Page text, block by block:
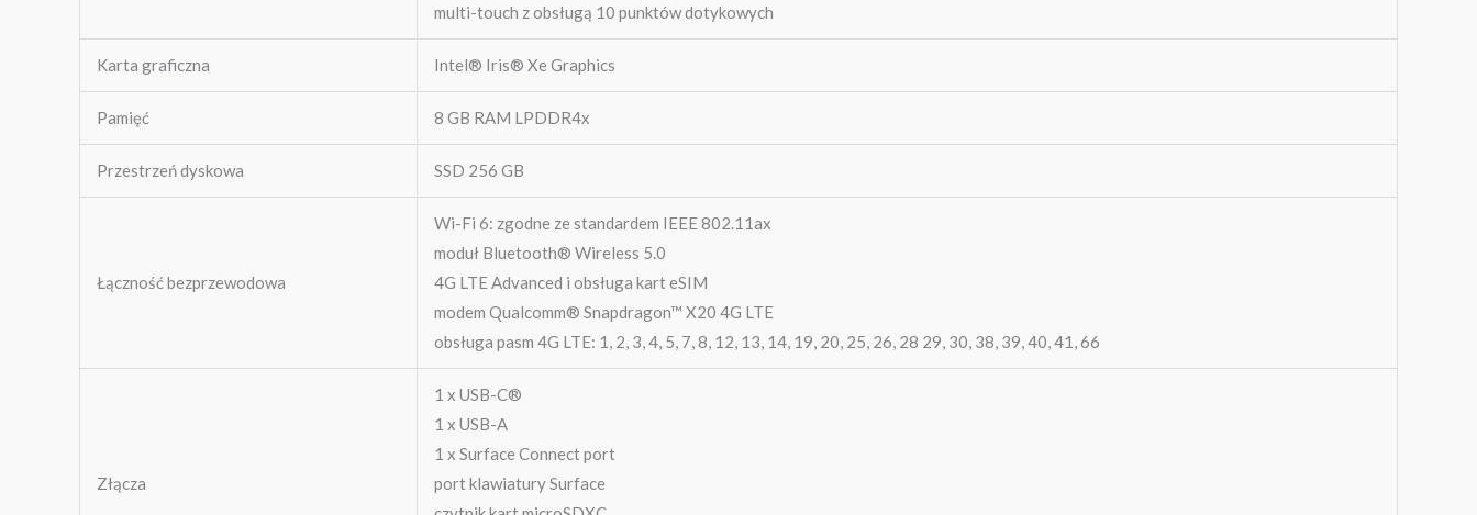
multi-touch z obsługą 10 punktów dotykowych
Karta graficzna Intel® Iris® Xe Graphics
Pamięć 8 GB RAM LPDDR4x
Przestrzeń dyskowa SSD 256 GB
Łączność bezprzewodowa
Wi-Fi 6: zgodne ze standardem IEEE 802.11ax
moduł Bluetooth® Wireless 5.0
4G LTE Advanced i obsługa kart eSIM
modem Qualcomm® Snapdragon™ X20 4G LTE
obsługa pasm 4G LTE: 1, 2, 3, 4, 5, 7, 8, 12, 13, 14, 19, 20, 25, 26, 28 29, 30, 38, 39, 40, 41, 66
Złącza
1 x USB-C®
1 x USB-A
1 x Surface Connect port
port klawiatury Surface